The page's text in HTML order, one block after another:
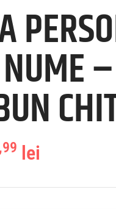
,99 lei